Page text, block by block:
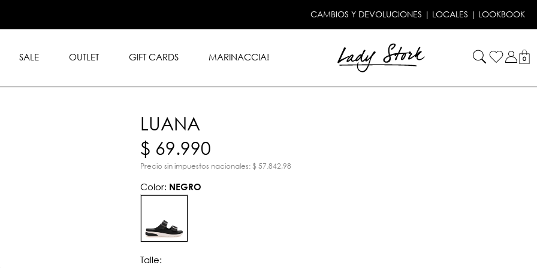
en toda la tienda con
American Express. CAMBIOS Y DEVOLUCIONES | LOCALES | LOOKBOOK
SALE OUTLET GIFT CARDS MARINACCIA! 0
LUANA
$ 69.990
Precio sin impuestos nacionales: $ 57.842,98
Color: NEGRO
Talle: